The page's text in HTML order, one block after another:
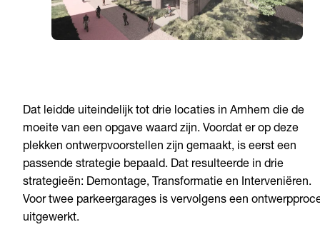
Dat leidde uiteindelijk tot drie locaties in Arnhem die de
moeite van een opgave waard zijn. Voordat er op deze
plekken ontwerpvoorstellen zijn gemaakt, is eerst een
passende strategie bepaald. Dat resulteerde in drie
strategieën: Demontage, Transformatie en Interveniëren.
Voor twee parkeergarages is vervolgens een
uitgewerkt.